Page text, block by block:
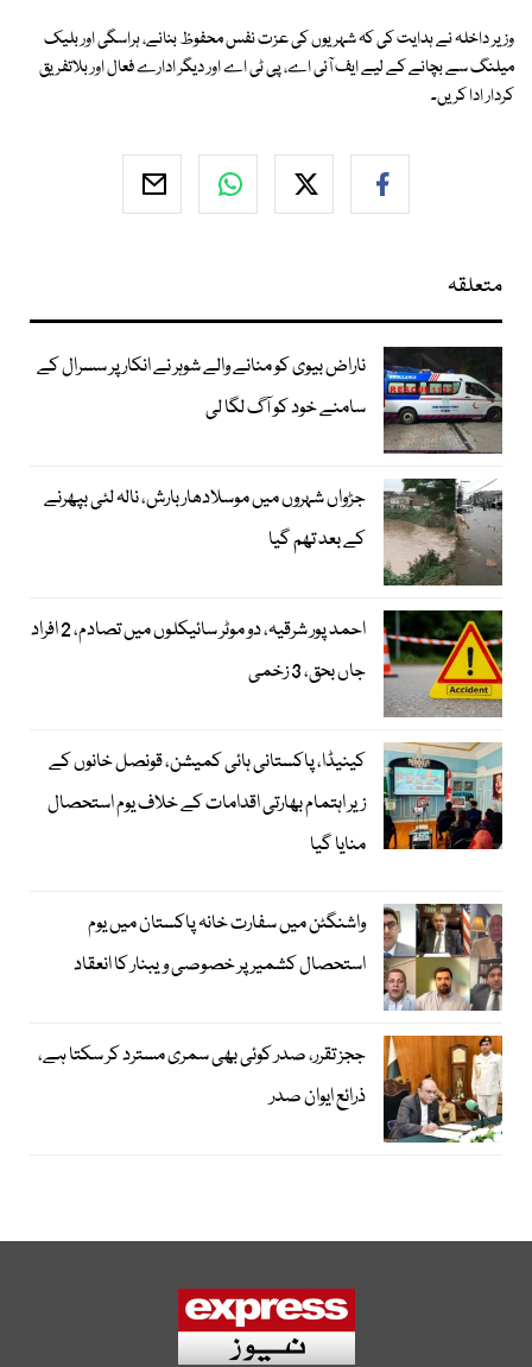
وزیر داخلہ نے ہدایت کی کہ شہریوں کی عزت نفس محفوظ بنانے، ہراسگی اور بلیک
میلنگ سے بچانے کے لیے ایف آئی اے، پی ٹی اے اور دیگر ادارے فعال اور بلاتفریق
کردار ادا کریں۔
متعلقہ
ناراض بیوی کو منانے والے شوہر نے انکار پر سسرال کے
سامنے خود کو آگ لگا لی
جڑواں شہروں میں موسلادھار بارش، نالہ لئی بپھرنے
کے بعد تھم گیا
احمد پور شرقیہ، دو موٹر سائیکلوں میں تصادم، 2 افراد
جاں بحق، 3 زخمی
کینیڈا، پاکستانی ہائی کمیشن، قونصل خانوں کے
زیر اہتمام بھارتی اقدامات کے خلاف یوم استحصال
منایا گیا
واشنگٹن میں سفارت خانہ پاکستان میں یوم
استحصال کشمیر پر خصوصی ویبنار کا انعقاد
ججز تقرر، صدر کوئی بھی سمری مسترد کر سکتا ہے،
ذرائع ایوان صدر